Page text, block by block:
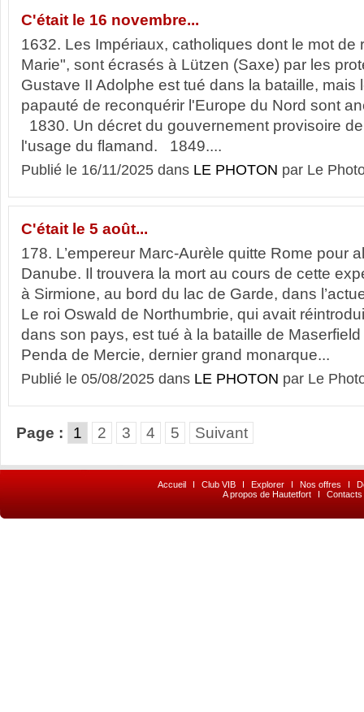
C'était le 16 novembre...
1632. Les Impériaux, catholiques dont le mot de
Marie", sont écrasés à Lützen (Saxe) par les
Gustave II Adolphe est tué dans la bataille, mais
papauté de reconquérir l'Europe du Nord sont
1830. Un décret du gouvernement provisoire
l'usage du flamand. 1849....
Publié le 16/11/2025 dans LE PHOTON par Le
C'était le 5 août...
178. L’empereur Marc-Aurèle quitte Rome pour
Danube. Il trouvera la mort au cours de cette
à Sirmione, au bord du lac de Garde, dans
Le roi Oswald de Northumbrie, qui avait
dans son pays, est tué à la bataille de
Penda de Mercie, dernier grand monarque...
Publié le 05/08/2025 dans LE PHOTON par Le
Page : 1 2 3 4 5 Suivant
Accueil I Club VIB I Explorer I Nos offres I
A propos de Hautetfort
I Contacts